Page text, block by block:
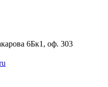
6Бк1, оф. 303